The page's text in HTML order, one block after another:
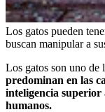
Los gatos pueden
buscan manipular a
Los gatos son uno de
predominan en las
inteligencia superior
humanos.